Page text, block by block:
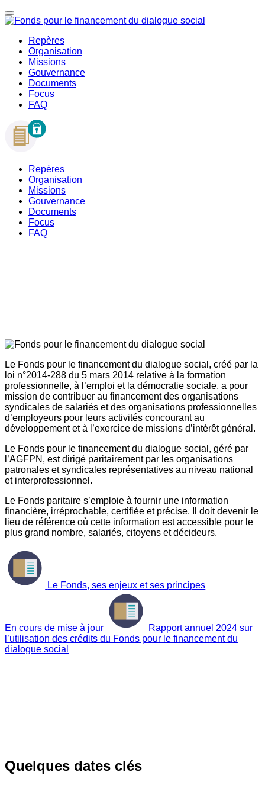
Repères
Organisation
Missions
Gouvernance
Documents
Focus
FAQ
Repères
Organisation
Missions
Gouvernance
Documents
Focus
FAQ
Le Fonds pour le financement du dialogue social, créé par la
loi n°2014-288 du 5 mars 2014 relative à la formation
professionnelle, à l’emploi et la démocratie sociale, a pour
mission de contribuer au financement des organisations
syndicales de salariés et des organisations professionnelles
d’employeurs pour leurs activités concourant au
développement et à l’exercice de missions d’intérêt général.
Le Fonds pour le financement du dialogue social, géré par
l’AGFPN, est dirigé paritairement par les organisations
patronales et syndicales représentatives au niveau national
et interprofessionnel.
Le Fonds paritaire s’emploie à fournir une information
financière, irréprochable, certifiée et précise. Il doit devenir le
lieu de référence où cette information est accessible pour le
plus grand nombre, salariés, citoyens et décideurs.
Le Fonds, ses enjeux et ses principes
En cours de mise à jour
Rapport annuel 2024 sur
l’utilisation des crédits du Fonds pour le financement du
dialogue social
Quelques dates clés